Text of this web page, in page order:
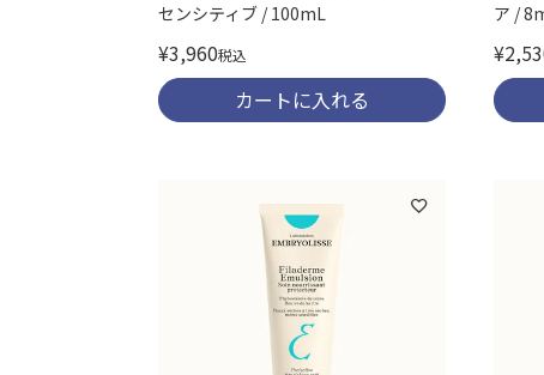
センシティブ / 100mL
¥3,960税込
カートに入れる
ア /
¥